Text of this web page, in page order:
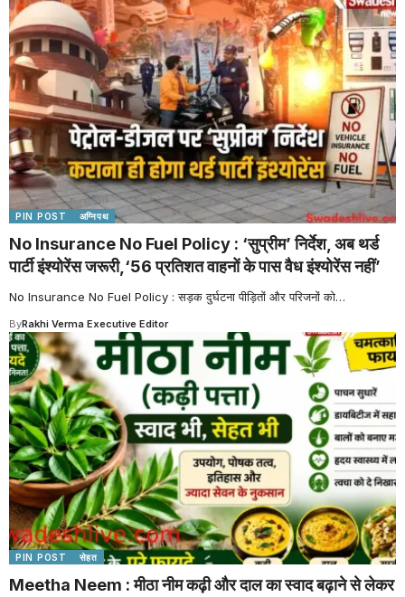
PIN POST अग्निपथ
No Insurance No Fuel Policy : ‘सुप्रीम’ निर्देश, अब थर्ड
पार्टी इंश्योरेंस जरूरी,‘56 प्रतिशत वाहनों के पास वैध इंश्योरेंस नहीं’
No Insurance No Fuel Policy : सड़क दुर्घटना पीड़ितों और परिजनों को…
ByRakhi Verma Executive Editor
PIN POST सेहत
Meetha Neem : मीठा नीम कढ़ी और दाल का स्वाद बढ़ाने से लेकर